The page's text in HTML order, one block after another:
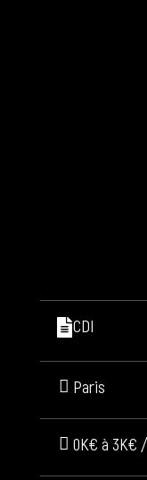
CDI
Paris
0K€ à 3K€